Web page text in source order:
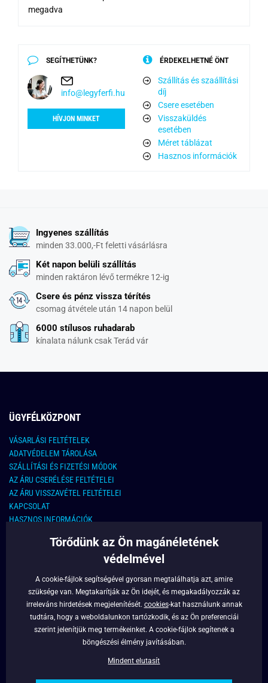
megadva
SEGÍTHETÜNK?
info@legyferfi.hu
HÍVJON MINKET
ÉRDEKELHETNÉ ÖNT
Szállítás és szaállítási
díj
Csere esetében
Visszaküldés
esetében
Méret táblázat
Hasznos információk
Ingyenes szállítás
minden 33.000,-Ft feletti vásárlásra
Két napon belüli szállítás
minden raktáron lévő termékre 12-ig
Csere és pénz vissza térítés
csomag átvétele után 14 napon belül
6000 stílusos ruhadarab
kínalata nálunk csak Terád vár
ÜGYFÉLKÖZPONT
VÁSARLÁSI FELTÉTELEK
ADATVÉDELEM TÁROLÁSA
SZÁLLÍTÁSI ÉS FIZETÉSI MÓDOK
AZ ÁRU CSERÉLÉSE FELTÉTELEI
AZ ÁRU VISSZAVÉTEL FELTÉTELEI
KAPCSOLAT
HASZNOS INFORMÁCIÓK
KAPCSOLAT
info@legyferfi.hu
FONTOS INFORMÁCIÓK
RÓLUNK
Törődünk az Ön magánéletének
védelmével
A cookie-fájlok segítségével gyorsan megtalálhatja azt, amire
szüksége van. Megtakarítják az Ön idejét, és megakadályozzák az
irreleváns hirdetések megjelenítését. cookies-kat használunk annak
tudtára, hogy a weboldalunkon tartózkodik, és az Ön preferenciái
szerint jelenítjük meg termékeinket. A cookie-fájlok segítenek a
böngészési élmény javításában.
Mindent elutasít